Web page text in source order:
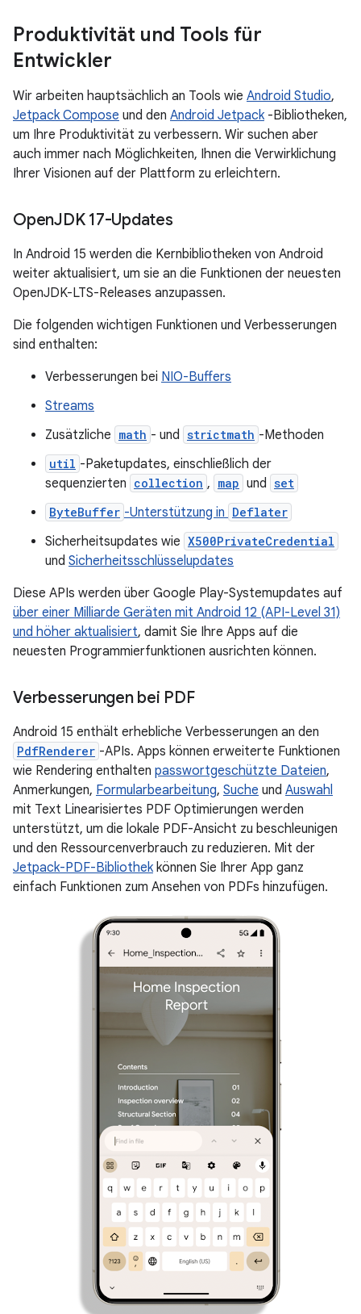
Produktivität und Tools für
Entwickler
Wir arbeiten hauptsächlich an Tools wie Android Studio,
Jetpack Compose und den Android Jetpack-Bibliotheken,
um Ihre Produktivität zu verbessern. Wir suchen aber
auch immer nach Möglichkeiten, Ihnen die Verwirklichung
Ihrer Visionen auf der Plattform zu erleichtern.
OpenJDK 17-Updates
In Android 15 werden die Kernbibliotheken von Android
weiter aktualisiert, um sie an die Funktionen der neuesten
OpenJDK-LTS-Releases anzupassen.
Die folgenden wichtigen Funktionen und Verbesserungen
sind enthalten:
Verbesserungen bei NIO-Buffers
Streams
Zusätzliche math - und strictmath -Methoden
util -Paketupdates, einschließlich der
sequenzierten collection , map und set
ByteBuffer -Unterstützung in Deflater
Sicherheitsupdates wie X500PrivateCredential
und Sicherheitsschlüsselupdates
Diese APIs werden über Google Play-Systemupdates auf
über einer Milliarde Geräten mit Android 12 (API-Level 31)
und höher aktualisiert, damit Sie Ihre Apps auf die
neuesten Programmierfunktionen ausrichten können.
Verbesserungen bei PDF
Android 15 enthält erhebliche Verbesserungen an den
PdfRenderer -APIs. Apps können erweiterte Funktionen
wie Rendering enthalten passwortgeschützte Dateien,
Anmerkungen, Formularbearbeitung, Suche und Auswahl
mit Text Linearisiertes PDF Optimierungen werden
unterstützt, um die lokale PDF-Ansicht zu beschleunigen
und den Ressourcenverbrauch zu reduzieren. Mit der
Jetpack-PDF-Bibliothekkönnen Sie Ihrer App ganz
einfach Funktionen zum Ansehen von PDFs hinzufügen.